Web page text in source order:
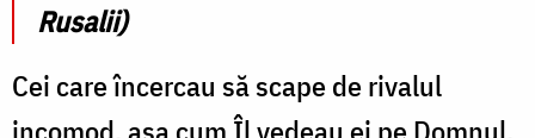
Rusalii)
Cei care încercau să scape de rivalul